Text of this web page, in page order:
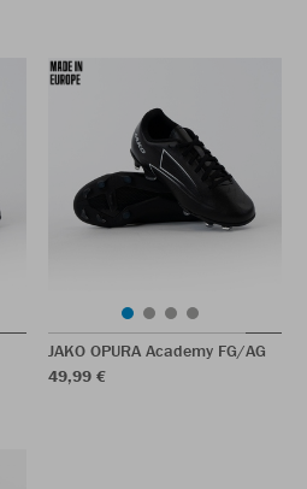
JAKO OPURA Academy FG/AG
49,99 €